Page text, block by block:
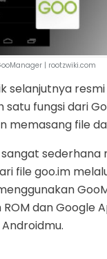
| rootzwiki.com
selanjutnya resmi
satu fungsi dari
memasang file
file goo.im
dan Google